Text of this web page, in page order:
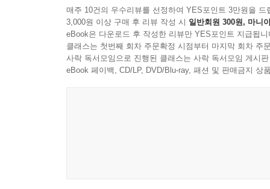
매주 10건의 우수리뷰를 선정하여 YES포인트 3만원을 드
3,000원 이상 구매 후 리뷰 작성 시 일반회원 300원, 마니
eBook은 다운로드 후 작성한 리뷰만 YES포인트 지급됩니
클래스는 첫번째 회차 주문확정 시점부터 마지막 회차 주
사락 독서모임으로 진행된 클래스는 사락 독서모임 게시
eBook 페이백, CD/LP, DVD/Blu-ray, 패션 및 판매금지 상